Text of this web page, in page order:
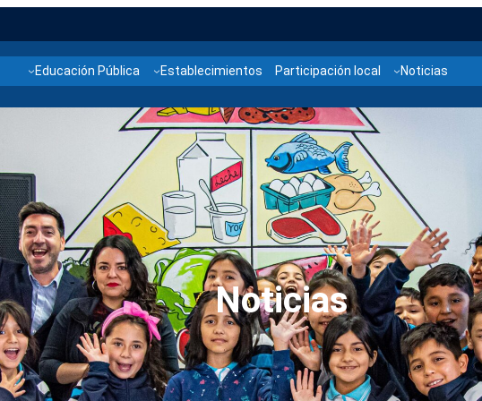
Educación Pública Establecimientos Participación local Noticias
Noticias